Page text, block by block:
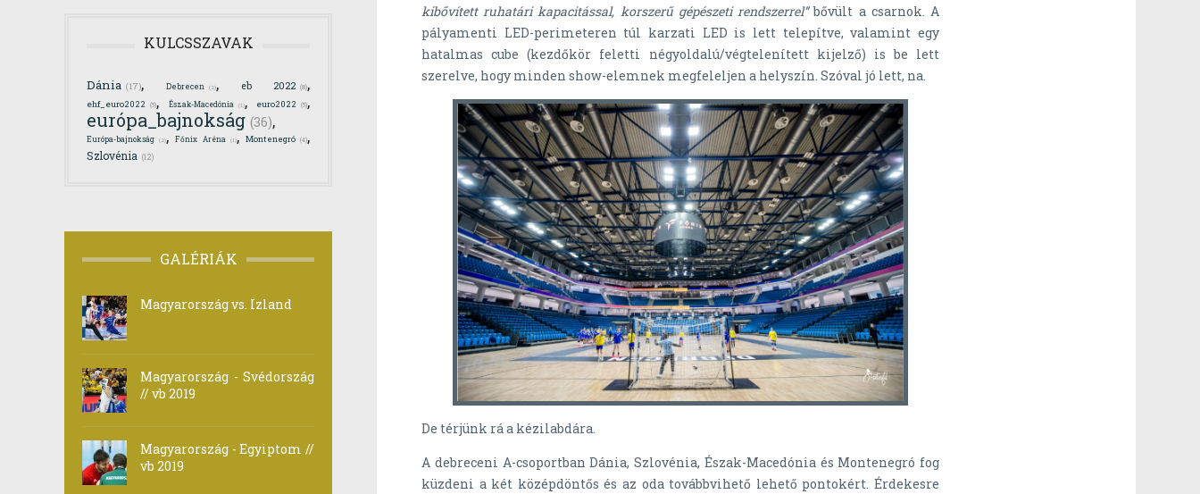
kibővített ruhatári kapacitással, korszerű gépészeti rendszerrel”bővült a csarnok. A
pályamenti LED-perimeteren túl karzati LED is lett telepítve, valamint egy
hatalmas cube (kezdőkör feletti négyoldalú/végtelenített kijelző) is be lett
szerelve, hogy minden show-elemnek megfeleljen a helyszín. Szóval jó lett, na.
De térjünk rá a kézilabdára.
A debreceni A-csoportban Dánia, Szlovénia, Észak-Macedónia és Montenegró fog
küzdeni a két középdöntős és az oda továbbvihető lehető pontokért. Érdekesre
KULCSSZAVAK
Dánia (17), Debrecen (2), eb 2022 (8),
ehf_euro2022 (5), Észak-Macedónia (1), euro2022 (5),
európa_bajnokság (36),
Európa-bajnokság (2),Főnix Aréna (1),Montenegró (4),
Szlovénia (12)
GALÉRIÁK
Magyarország vs. Izland
Magyarország - Svédország
// vb 2019
Magyarország - Egyiptom //
vb 2019